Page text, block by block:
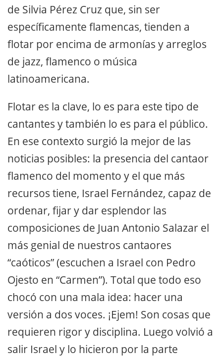
de Silvia Pérez Cruz que, sin ser
específicamente flamencas, tienden a
flotar por encima de armonías y arreglos
de jazz, flamenco o música
latinoamericana.
Flotar es la clave, lo es para este tipo de
cantantes y también lo es para el público.
En ese contexto surgió la mejor de las
noticias posibles: la presencia del cantaor
flamenco del momento y el que más
recursos tiene, Israel Fernández, capaz de
ordenar, fijar y dar esplendor las
composiciones de Juan Antonio Salazar el
más genial de nuestros cantaores
“caóticos” (escuchen a Israel con Pedro
Ojesto en “Carmen”). Total que todo eso
chocó con una mala idea: hacer una
versión a dos voces. ¡Ejem! Son cosas que
requieren rigor y disciplina. Luego volvió a
salir Israel y lo hicieron por la parte